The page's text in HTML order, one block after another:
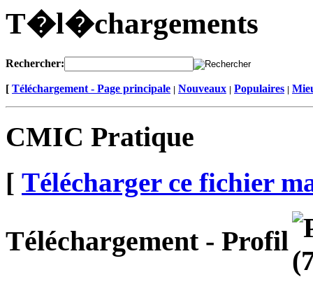
T�l�chargements
Rechercher:
[ Téléchargement - Page principale | Nouveaux | Populaires |
CMIC Pratique
[ Télécharger ce fichier
Téléchargement - Profil